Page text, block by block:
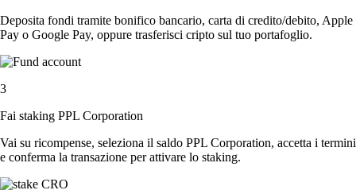
Deposita fondi tramite bonifico bancario, carta di credito/debito, Apple
Pay o Google Pay, oppure trasferisci cripto sul tuo portafoglio.
3
Fai staking PPL Corporation
Vai su ricompense, seleziona il saldo PPL Corporation, accetta i termini
e conferma la transazione per attivare lo staking.